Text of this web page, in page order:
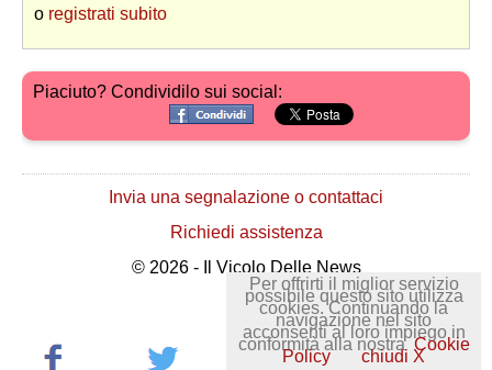
o registrati subito
Piaciuto? Condividilo sui social:
Invia una segnalazione o contattaci
Richiedi assistenza
© 2026 - Il Vicolo Delle News
Per offrirti il miglior servizio
possibile questo sito utilizza
cookies. Continuando la
navigazione nel sito
acconsenti al loro impiego in
conformità alla nostra Cookie
Policy chiudi X